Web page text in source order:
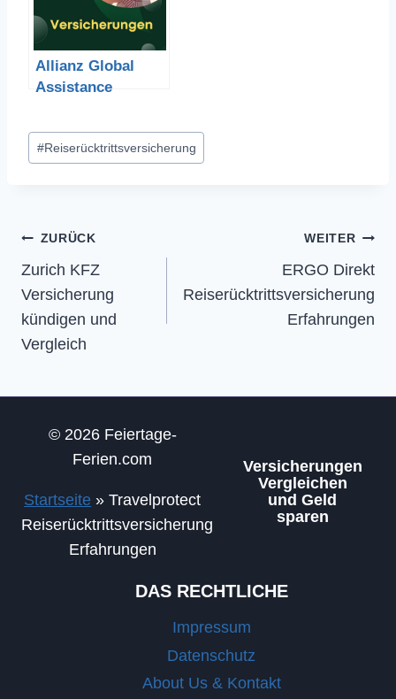
Allianz Global
Assistance
sicherung
Erfahrungen
Schlagworte:
#Reiserücktrittsversicherung
Beitragsnavigation
ZURÜCK
Zurich KFZ
Versicherung
kündigen und
Vergleich
WEITER
ERGO Direkt
Reiserücktrittsversicherung
Erfahrungen
© 2026 Feiertage-
Ferien.com
Startseite »Travelprotect
Reiserücktrittsversicherung
Erfahrungen
Versicherungen
Vergleichen
und Geld
sparen
DAS RECHTLICHE
Impressum
Datenschutz
About Us & Kontakt